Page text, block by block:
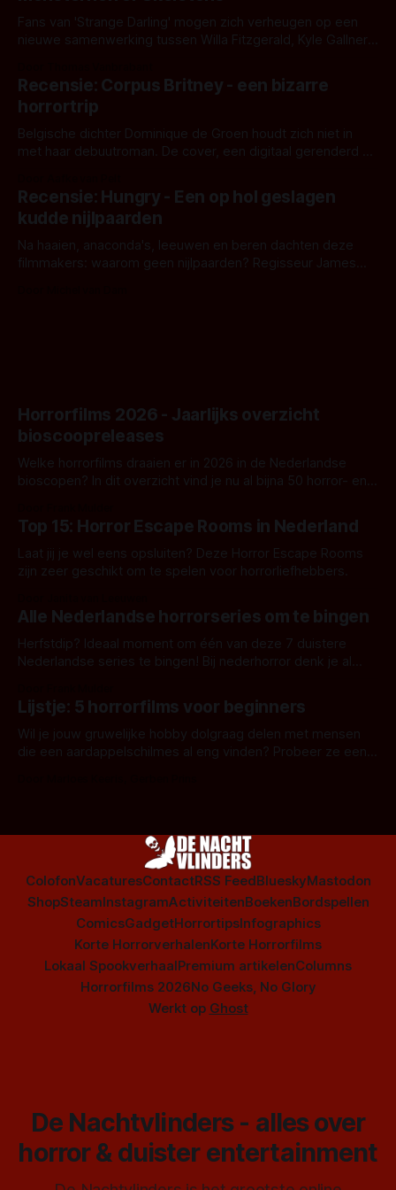
Fans van 'Strange Darling' mogen zich verheugen op een
nieuwe samenwerking tussen Willa Fitzgerald, Kyle Gallner
'Skeletons', een nieuwe creature feature waarvoor de
opnames zijn gestart in Australië.
Recensie: Corpus Britney - een bizarre
horrortrip
Belgische dichter Dominique de Groen houdt zich niet in
met haar debuutroman. De cover, een digitaal gerenderd en
achtergrond, belooft iets kleurrijks maar onheilspellends,
iets ongrijpbaars. En dat maakt De Groen met ieder woord
waar.
Recensie: Hungry - Een op hol geslagen
kudde nijlpaarden
Na haaien, anaconda's, leeuwen en beren dachten deze
filmmakers: waarom geen nijlpaarden? Regisseur James
Horrorfilms 2026 - Jaarlijks overzicht
bioscoopreleases
Welke horrorfilms draaien er in 2026 in de Nederlandse
bioscopen? In dit overzicht vind je nu al bijna 50 horror- en
Top 15: Horror Escape Rooms in Nederland
Laat jij je wel eens opsluiten? Deze Horror Escape Rooms
zijn zeer geschikt om te spelen voor horrorliefhebbers.
Alle Nederlandse horrorseries om te bingen
Herfstdip? Ideaal moment om één van deze 7 duistere
Nederlandse series te bingen! Bij nederhorror denk je al
Amsterdamned of The Johnsons. Maar Nederlandse horror
is niet beperkt tot films. Hier een aantal Nederlandse tv-
series uit het duistere of horrorgenre. Als
Lijstje: 5 horrorfilms voor beginners
Wil je jouw gruwelijke hobby dolgraag delen met mensen
die een aardappelschilmes al eng vinden? Probeer ze eens
ColofonVacaturesContactRSS FeedBlueskyMastodon
ShopSteamInstagramActiviteitenBoekenBordspellen
ComicsGadgetHorrortipsInfographics
Korte HorrorverhalenKorte Horrorfilms
Lokaal SpookverhaalPremium artikelenColumns
Horrorfilms 2026No Geeks, No Glory
Werkt op Ghost
De Nachtvlinders - alles over
horror & duister entertainment